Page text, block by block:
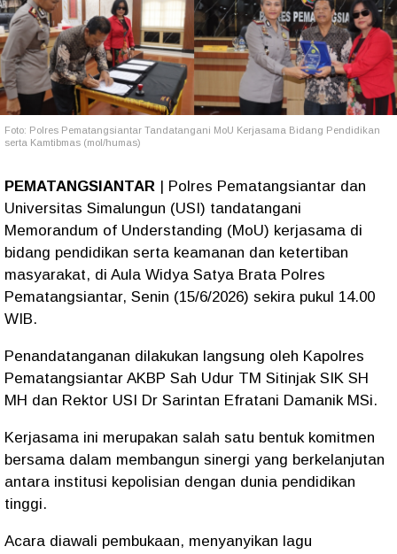
Foto: Polres Pematangsiantar Tandatangani MoU Kerjasama Bidang Pendidikan
serta Kamtibmas (mol/humas)
PEMATANGSIANTAR | Polres Pematangsiantar dan
Universitas Simalungun (USI) tandatangani
Memorandum of Understanding (MoU) kerjasama di
bidang pendidikan serta keamanan dan ketertiban
masyarakat, di Aula Widya Satya Brata Polres
Pematangsiantar, Senin (15/6/2026) sekira pukul 14.00
WIB.
Penandatanganan dilakukan langsung oleh Kapolres
Pematangsiantar AKBP Sah Udur TM Sitinjak SIK SH
MH dan Rektor USI Dr Sarintan Efratani Damanik MSi.
Kerjasama ini merupakan salah satu bentuk komitmen
bersama dalam membangun sinergi yang berkelanjutan
antara institusi kepolisian dengan dunia pendidikan
tinggi.
Acara diawali pembukaan, menyanyikan lagu